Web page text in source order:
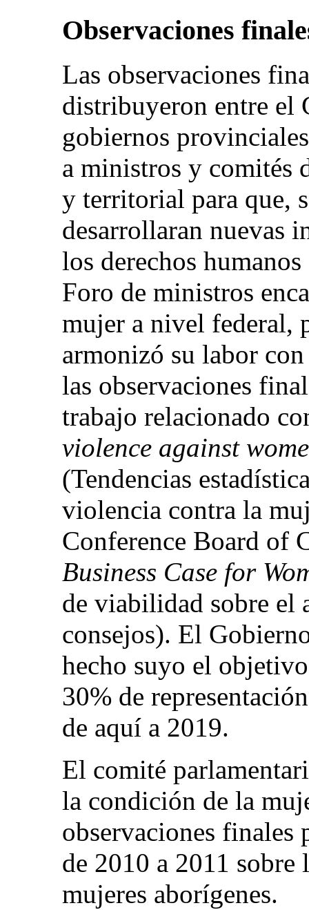
Observaciones
Las observaciones
distribuyeron entre el
gobiernos
a ministros y comités
y territorial para que,
desarrollaran nuevas
los derechos
Foro de ministros
mujer a nivel
armonizó su labor
las observaciones
trabajo relacionado
violence against
(Tendencias
violencia contra la
Conference Board of
Business Case for
de viabilidad sobre el
consejos). El
hecho suyo el
30% de
de aquí a 2019.
El comité
la condición de la
observaciones finales
de 2010 a 2011
mujeres aborígenes.